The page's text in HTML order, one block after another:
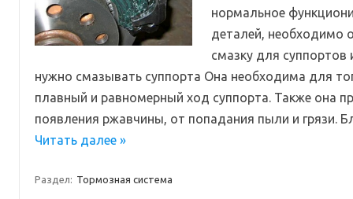
нормальное
деталей, необходимо
смазку для
нужно смазывать суппорта Она необходима для
плавный и равномерный ход суппорта. Также она
появления ржавчины, от попадания пыли и грязи.
Читать далее »
Раздел: Тормозная система